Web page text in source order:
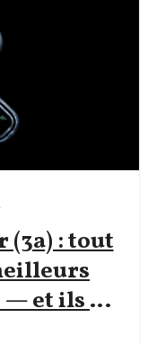
(3a) : tout
et ils ne